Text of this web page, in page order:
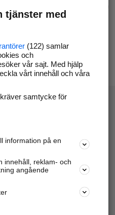
och försök igen
företagsinfo mm.
företaget
tjänster med
(122) samlar
och
vår sajt. Med hjälp
vårt innehåll och våra
samtycke för
information på en
innehåll, reklam- och
angående